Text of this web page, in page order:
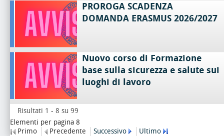
PROROGA SCADENZA
DOMANDA ERASMUS 2026/2027
Nuovo corso di Formazione
base sulla sicurezza e salute sui
luoghi di lavoro
Risultati 1 - 8 su 99
Elementi per pagina 8
Primo
Precedente Successivo Ultimo